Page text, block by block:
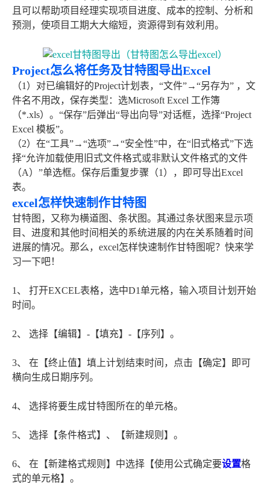
且可以帮助项目经理实现项目进度、成本的控制、分析和
预测，使项目工期大大缩短，资源得到有效利用。
Project怎么将任务及甘特图导出Excel
（1）对已编辑好的Project计划表，“文件”→“另存为” ，文
件名不用改，保存类型：选Microsoft Excel 工作簿
（*.xls）。“保存”后弹出“导出向导”对话框，选择“Project
Excel 模板”。
（2）在“工具”→“选项”→“安全性”中，在“旧式格式”下选
择“允许加载使用旧式文件格式或非默认文件格式的文件
（A）”单选框。保存后重复步骤（1），即可导出Excel
表。
excel怎样快速制作甘特图
甘特图，又称为横道图、条状图。其通过条状图来显示项
目、进度和其他时间相关的系统进展的内在关系随着时间
进展的情况。那么，excel怎样快速制作甘特图呢？快来学
习一下吧！
1、 打开EXCEL表格，选中D1单元格，输入项目计划开始
时间。
2、 选择【编辑】-【填充】-【序列】。
3、 在【终止值】填上计划结束时间，点击【确定】即可
横向生成日期序列。
4、 选择将要生成甘特图所在的单元格。
5、 选择【条件格式】、【新建规则】。
6、 在【新建格式规则】中选择【使用公式确定要设置格
式的单元格】。